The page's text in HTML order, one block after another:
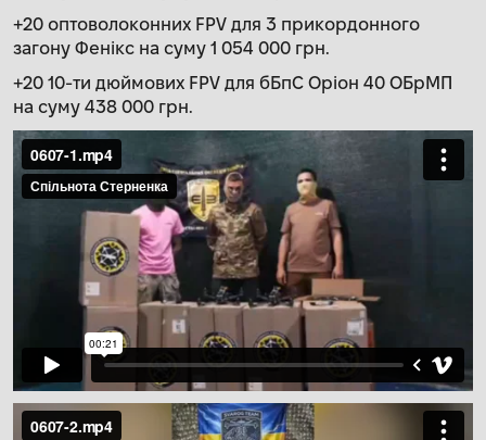
+20 оптоволоконних FPV для 3 прикордонного
загону Фенікс на суму 1 054 000 грн.
+20 10-ти дюймових FPV для бБпС Оріон 40 ОБрМП
на суму 438 000 грн.